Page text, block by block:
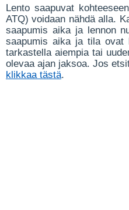
Lento saapuvat
ATQ) voidaan nähdä alla.
saapumis aika ja lennon
saapumis aika ja tila ovat
tarkastella aiempia tai
olevaa ajan jaksoa. Jos
klikkaa tästä.